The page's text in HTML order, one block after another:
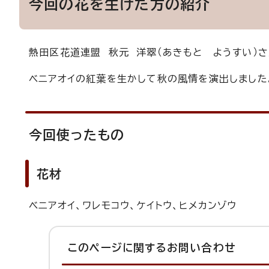
今回の花を生けた方の紹介
熱田区花道連盟 秋元 洋翠（あきもと ようすい）
ベニアオイの紅葉を生かして秋の風情を演出しました
今回使ったもの
花材
ベニアオイ、ワレモコウ、ケイトウ、ヒメカンゾウ
このページに関する お問い合わせ